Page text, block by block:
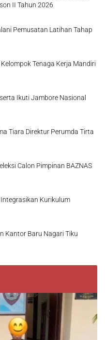
II Tahun 2026
Pemusatan Latihan Tahap
Tenaga Kerja Mandiri
Ikuti Jambore Nasional
Tiara Direktur Perumda Tirta
Calon Pimpinan BAZNAS
Kurikulum
Kantor Baru Nagari Tiku